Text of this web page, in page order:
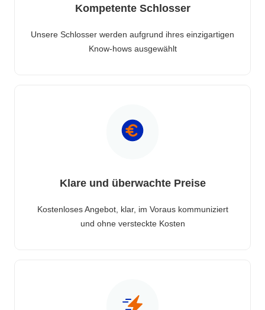
Kompetente Schlosser
Unsere Schlosser werden aufgrund ihres einzigartigen
Know-hows ausgewählt
Klare und überwachte Preise
Kostenloses Angebot, klar, im Voraus kommuniziert
und ohne versteckte Kosten